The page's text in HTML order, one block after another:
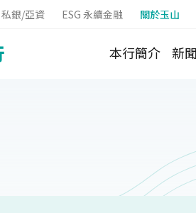
私銀/亞資 ESG 永續金融 關於玉山
本行簡介 新